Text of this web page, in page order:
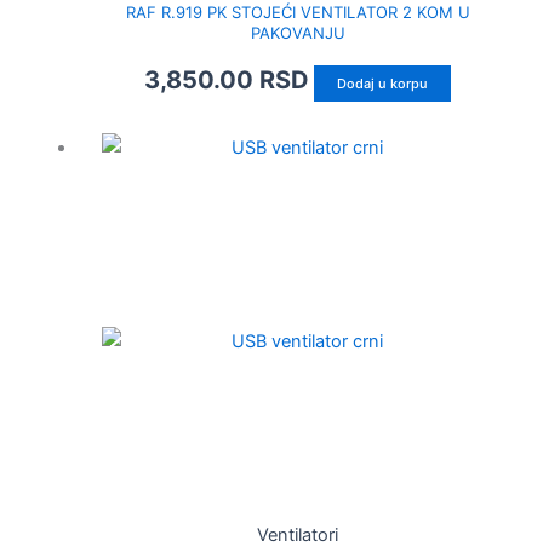
RAF R.919 PK STOJEĆI VENTILATOR 2 KOM U
PAKOVANJU
3,850.00 RSD Dodaj u korpu
Ventilatori